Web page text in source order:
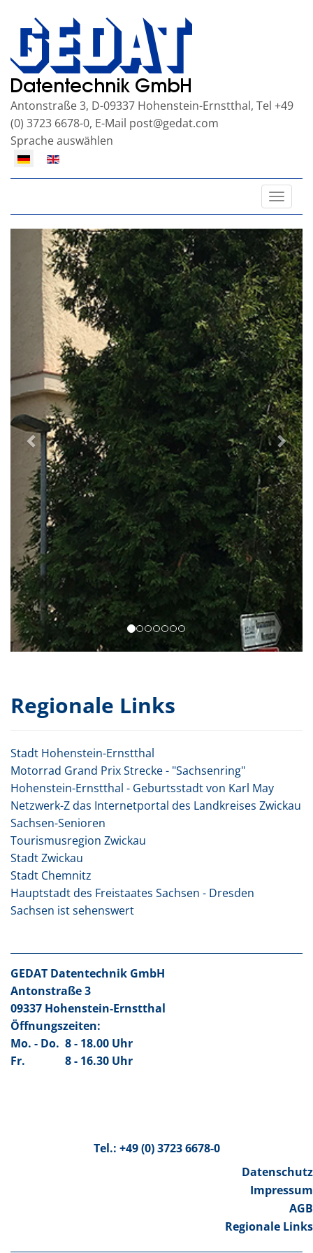
Antonstraße 3, D-09337 Hohenstein-Ernstthal, Tel +49
(0) 3723 6678-0, E-Mail post@gedat.com
Sprache auswählen
Toggle
Regionale Links
Stadt Hohenstein-Ernstthal
Motorrad Grand Prix Strecke - "Sachsenring"
Hohenstein-Ernstthal - Geburtsstadt von Karl May
Netzwerk-Z das Internetportal des Landkreises Zwickau
Sachsen-Senioren
Tourismusregion Zwickau
Stadt Zwickau
Stadt Chemnitz
Hauptstadt des Freistaates Sachsen - Dresden
Sachsen ist sehenswert
GEDAT Datentechnik GmbH
Antonstraße 3
09337 Hohenstein-Ernstthal
Öffnungszeiten:
Mo. - Do. 8 - 18.00 Uhr
Fr.
8 - 16.30 Uhr
Tel.: +49 (0) 3723 6678-0
Datenschutz
Impressum
AGB
Regionale Links